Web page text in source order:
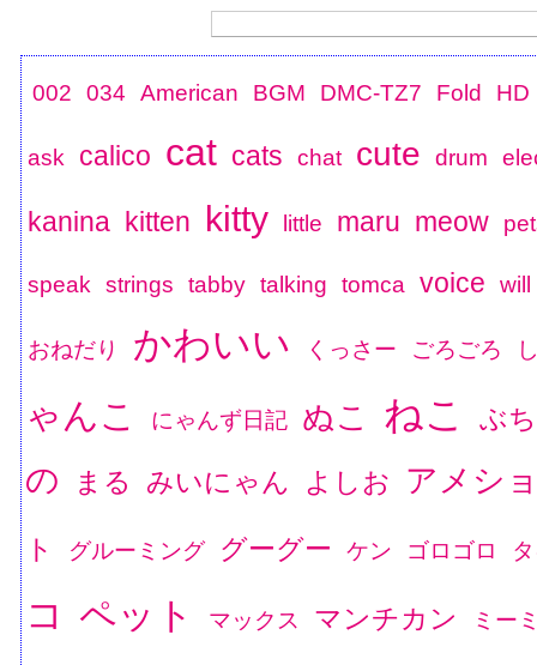
002 034 American BGM DMC-TZ7 Fold HD
ask calico cat cats chat cute drum
kanina kitten kitty little maru meow
speak strings tabby talking tomca voice will
おねだり かわいい くっさー ごろごろ
ゃんこ にゃんず日記 ぬこ ねこ ぶ
の まる みいにゃん よしお アメシ
ト グルーミング グーグー ケン ゴロゴロ
コ ペット マックス マンチカン ミー